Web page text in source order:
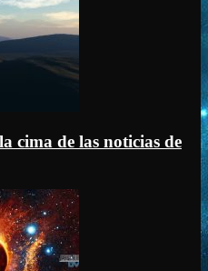
cima de las noticias de